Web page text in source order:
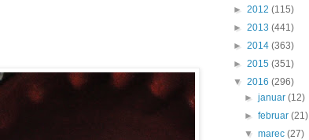
► 2012 (115)
► 2013 (441)
► 2014 (363)
► 2015 (351)
▼ 2016 (296)
►januar(12)
►februar(21)
▼marec(27)